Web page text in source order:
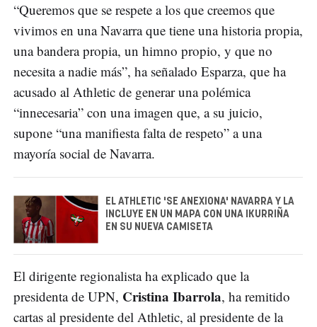
“Queremos que se respete a los que creemos que
vivimos en una Navarra que tiene una historia propia,
una bandera propia, un himno propio, y que no
necesita a nadie más”, ha señalado Esparza, que ha
acusado al Athletic de generar una polémica
“innecesaria” con una imagen que, a su juicio,
supone “una manifiesta falta de respeto” a una
mayoría social de Navarra.
EL ATHLETIC 'SE ANEXIONA' NAVARRA Y LA
INCLUYE EN UN MAPA CON UNA IKURRIÑA
EN SU NUEVA CAMISETA
El dirigente regionalista ha explicado que la
presidenta de UPN, Cristina Ibarrola, ha remitido
cartas al presidente del Athletic, al presidente de la